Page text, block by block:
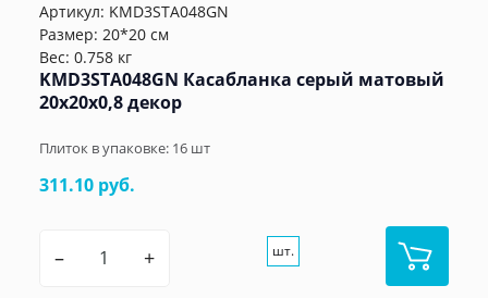
Артикул: KMD3STA048GN
Размер: 20*20 см
Вес: 0.758 кг
KMD3STA048GN Касабланка серый матовый
20x20x0,8 декор
Плиток в упаковке: 16 шт
311.10 руб.
– + шт.